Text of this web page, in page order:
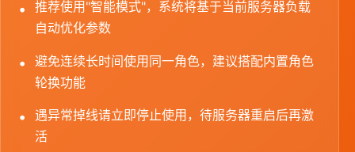
推荐使用"智能模式"，系统将基于当前服务器负载
自动优化参数
避免连续长时间使用同一角色，建议搭配内置角色
轮换功能
遇异常掉线请立即停止使用，待服务器重启后再激
活